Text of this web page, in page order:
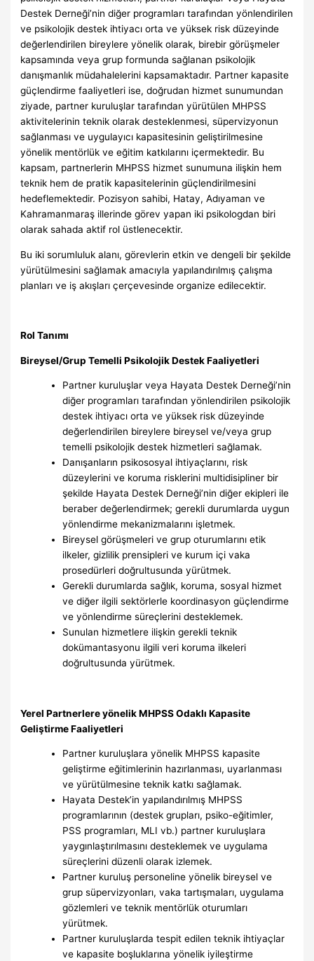
Destek Derneği’nin diğer programları tarafından yönlendirilen
ve psikolojik destek ihtiyacı orta ve yüksek risk düzeyinde
değerlendirilen bireylere yönelik olarak, birebir görüşmeler
kapsamında veya grup formunda sağlanan psikolojik
danışmanlık müdahalelerini kapsamaktadır. Partner kapasite
güçlendirme faaliyetleri ise, doğrudan hizmet sunumundan
ziyade, partner kuruluşlar tarafından yürütülen MHPSS
aktivitelerinin teknik olarak desteklenmesi, süpervizyonun
sağlanması ve uygulayıcı kapasitesinin geliştirilmesine
yönelik mentörlük ve eğitim katkılarını içermektedir. Bu
kapsam, partnerlerin MHPSS hizmet sunumuna ilişkin hem
teknik hem de pratik kapasitelerinin güçlendirilmesini
hedeflemektedir. Pozisyon sahibi, Hatay, Adıyaman ve
Kahramanmaraş illerinde görev yapan iki psikologdan biri
olarak sahada aktif rol üstlenecektir.
Bu iki sorumluluk alanı, görevlerin etkin ve dengeli bir şekilde
yürütülmesini sağlamak amacıyla yapılandırılmış çalışma
planları ve iş akışları çerçevesinde organize edilecektir.
Rol Tanımı
Bireysel/Grup Temelli Psikolojik Destek Faaliyetleri
Partner kuruluşlar veya Hayata Destek Derneği’nin
diğer programları tarafından yönlendirilen psikolojik
destek ihtiyacı orta ve yüksek risk düzeyinde
değerlendirilen bireylere bireysel ve/veya grup
temelli psikolojik destek hizmetleri sağlamak.
Danışanların psikososyal ihtiyaçlarını, risk
düzeylerini ve koruma risklerini multidisipliner bir
şekilde Hayata Destek Derneği’nin diğer ekipleri ile
beraber değerlendirmek; gerekli durumlarda uygun
yönlendirme mekanizmalarını işletmek.
Bireysel görüşmeleri ve grup oturumlarını etik
ilkeler, gizlilik prensipleri ve kurum içi vaka
prosedürleri doğrultusunda yürütmek.
Gerekli durumlarda sağlık, koruma, sosyal hizmet
ve diğer ilgili sektörlerle koordinasyon güçlendirme
ve yönlendirme süreçlerini desteklemek.
Sunulan hizmetlere ilişkin gerekli teknik
dokümantasyonu ilgili veri koruma ilkeleri
doğrultusunda yürütmek.
Yerel Partnerlere yönelik MHPSS Odaklı Kapasite
Geliştirme Faaliyetleri
Partner kuruluşlara yönelik MHPSS kapasite
geliştirme eğitimlerinin hazırlanması, uyarlanması
ve yürütülmesine teknik katkı sağlamak.
Hayata Destek’in yapılandırılmış MHPSS
programlarının (destek grupları, psiko-eğitimler,
PSS programları, MLI vb.) partner kuruluşlara
yaygınlaştırılmasını desteklemek ve uygulama
süreçlerini düzenli olarak izlemek.
Partner kuruluş personeline yönelik bireysel ve
grup süpervizyonları, vaka tartışmaları, uygulama
gözlemleri ve teknik mentörlük oturumları
yürütmek.
Partner kuruluşlarda tespit edilen teknik ihtiyaçlar
ve kapasite boşluklarına yönelik iyileştirme